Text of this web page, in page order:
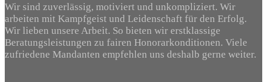
Wir sind zuverlässig, motiviert und unkompliziert. Wir
arbeiten mit Kampfgeist und Leidenschaft für den Erfolg.
Wir lieben unsere Arbeit. So bieten wir erstklassige
Beratungsleistungen zu fairen Honorarkonditionen. Viele
zufriedene Mandanten empfehlen uns deshalb gerne weiter.